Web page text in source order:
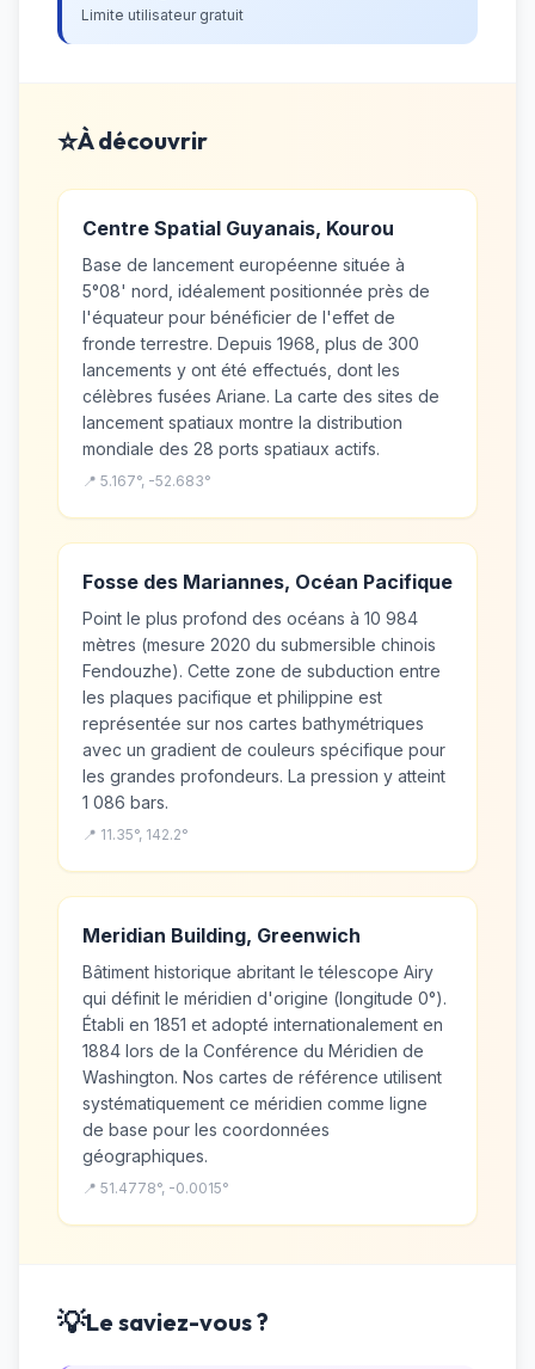
Limite utilisateur gratuit
⭐À découvrir
Centre Spatial Guyanais, Kourou
Base de lancement européenne située à
5°08' nord, idéalement positionnée près de
l'équateur pour bénéficier de l'effet de
fronde terrestre. Depuis 1968, plus de 300
lancements y ont été effectués, dont les
célèbres fusées Ariane. La carte des sites de
lancement spatiaux montre la distribution
mondiale des 28 ports spatiaux actifs.
📍 5.167°, -52.683°
Fosse des Mariannes, Océan Pacifique
Point le plus profond des océans à 10 984
mètres (mesure 2020 du submersible chinois
Fendouzhe). Cette zone de subduction entre
les plaques pacifique et philippine est
représentée sur nos cartes bathymétriques
avec un gradient de couleurs spécifique pour
les grandes profondeurs. La pression y atteint
1 086 bars.
📍 11.35°, 142.2°
Meridian Building, Greenwich
Bâtiment historique abritant le télescope Airy
qui définit le méridien d'origine (longitude 0°).
Établi en 1851 et adopté internationalement en
1884 lors de la Conférence du Méridien de
Washington. Nos cartes de référence utilisent
systématiquement ce méridien comme ligne
de base pour les coordonnées
géographiques.
📍 51.4778°, -0.0015°
💡Le saviez-vous ?